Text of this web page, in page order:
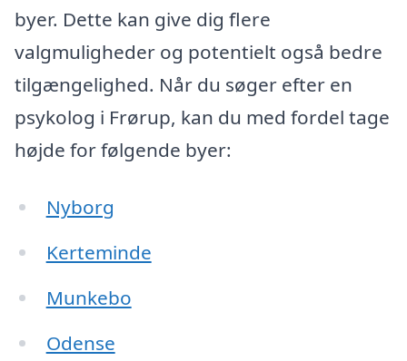
byer. Dette kan give dig flere
valgmuligheder og potentielt også bedre
tilgængelighed. Når du søger efter en
psykolog i Frørup, kan du med fordel tage
højde for følgende byer:
Nyborg
Kerteminde
Munkebo
Odense